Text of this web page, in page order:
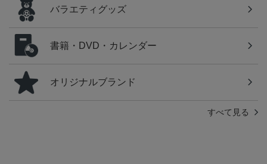
バラエティグッズ
書籍・DVD・カレンダー
オリジナルブランド
すべて見る